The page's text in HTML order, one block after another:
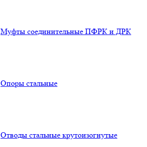
Муфты соединительные ПФРК и ДРК
Опоры стальные
Отводы стальные крутоизогнутые